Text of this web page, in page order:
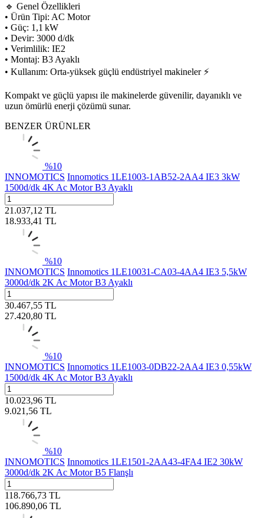
🔹 Genel Özellikleri
• Ürün Tipi: AC Motor
• Güç: 1,1 kW
• Devir: 3000 d/dk
• Verimlilik: IE2
• Montaj: B3 Ayaklı
• Kullanım: Orta-yüksek güçlü endüstriyel makineler ⚡
Kompakt ve güçlü yapısı ile makinelerde güvenilir, dayanıklı ve
uzun ömürlü enerji çözümü sunar.
BENZER ÜRÜNLER
%10
INNOMOTICS Innomotics 1LE1003-1AB52-2AA4 IE3 3kW
1500d/dk 4K Ac Motor B3 Ayaklı
21.037,12 TL
18.933,41 TL
%10
INNOMOTICS Innomotics 1LE10031-CA03-4AA4 IE3 5,5kW
3000d/dk 2K Ac Motor B3 Ayaklı
30.467,55 TL
27.420,80 TL
%10
INNOMOTICS Innomotics 1LE1003-0DB22-2AA4 IE3 0,55kW
1500d/dk 4K Ac Motor B3 Ayaklı
10.023,96 TL
9.021,56 TL
%10
INNOMOTICS Innomotics 1LE1501-2AA43-4FA4 IE2 30kW
3000d/dk 2K Ac Motor B5 Flanşlı
118.766,73 TL
106.890,06 TL